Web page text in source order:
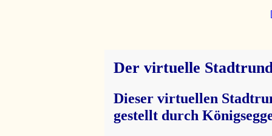
Der virtuelle
Dieser virtuellen
gestellt durch